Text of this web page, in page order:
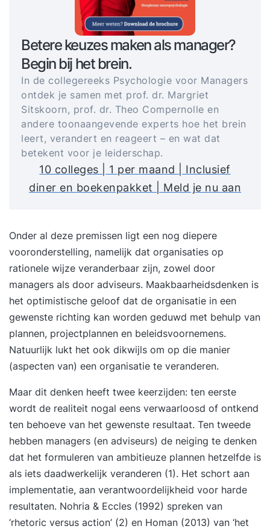
Betere keuzes maken als manager?
Begin bij het brein.
In de collegereeks Psychologie voor Managers
ontdek je samen met prof. dr. Margriet
Sitskoorn, prof. dr. Theo Compernolle en
andere toonaangevende experts hoe het brein
leert, verandert en reageert – en wat dat
betekent voor je leiderschap.
10 colleges | 1 per maand | Inclusief
diner en boekenpakket | Meld je nu aan
Onder al deze premissen ligt een nog diepere
vooronderstelling, namelijk dat organisaties op
rationele wijze veranderbaar zijn, zowel door
managers als door adviseurs. Maakbaarheidsdenken is
het optimistische geloof dat de organisatie in een
gewenste richting kan worden geduwd met behulp van
plannen, projectplannen en beleidsvoornemens.
Natuurlijk lukt het ook dikwijls om op die manier
(aspecten van) een organisatie te veranderen.
Maar dit denken heeft twee keerzijden: ten eerste
wordt de realiteit nogal eens verwaarloosd of ontkend
ten behoeve van het gewenste resultaat. Ten tweede
hebben managers (en adviseurs) de neiging te denken
dat het formuleren van ambitieuze plannen hetzelfde is
als iets daadwerkelijk veranderen (1). Het schort aan
implementatie, aan verantwoordelijkheid voor harde
resultaten. Nohria & Eccles (1992) spreken van
‘rhetoric versus action’ (2) en Homan (2013) van ‘het